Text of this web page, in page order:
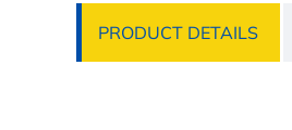
PRODUCT DETAILS